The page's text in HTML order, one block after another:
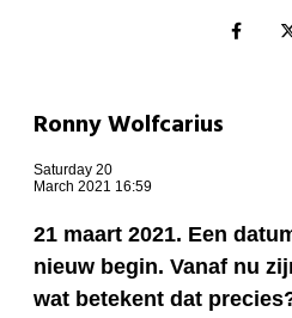
Kinderen en
Ronny Wolfcarius
Saturday 20
March 2021 16:59
21 maart 2021. Een
nieuw begin. Vanaf nu
wat betekent dat